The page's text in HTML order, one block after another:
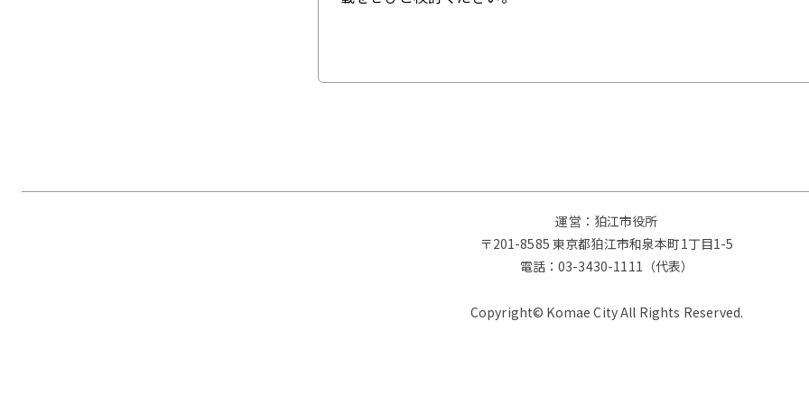
運営：狛江市役所
〒201-8585 東京都狛江市和泉本町1丁目1-5
電話：03-3430-1111（代表）
Copyright© Komae City All Rights Reserved.